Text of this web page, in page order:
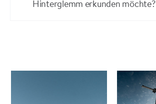
Hinterglemm erkunden möchte?